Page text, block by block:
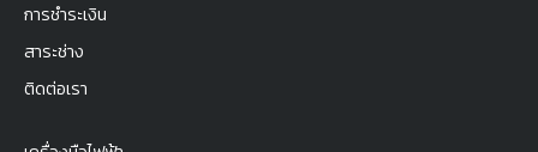
การชำระเงิน
สาระช่าง
ติดต่อเรา